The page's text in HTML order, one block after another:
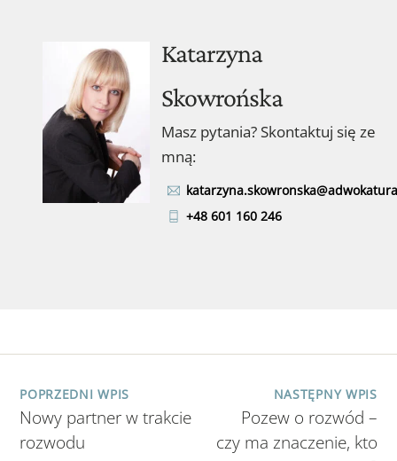
Katarzyna
Skowrońska
Masz pytania? Skontaktuj się ze
mną:
+48 601 160 246
POPRZEDNI WPIS
Nowy partner w trakcie
rozwodu
NASTĘPNY WPIS
Pozew o rozwód –
czy ma znaczenie, kto